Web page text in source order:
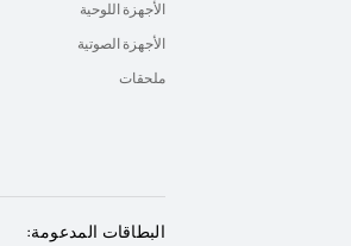
الأجهزة اللوحية
الأجهزة الصوتية
ملحقات
البطاقات المدعومة: